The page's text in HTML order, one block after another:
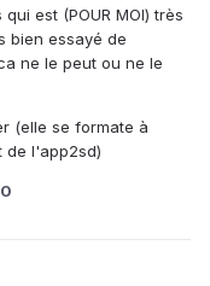
est (POUR MOI) très
bien essayé de
ne le peut ou ne le
(elle se formate à
de l'app2sd)